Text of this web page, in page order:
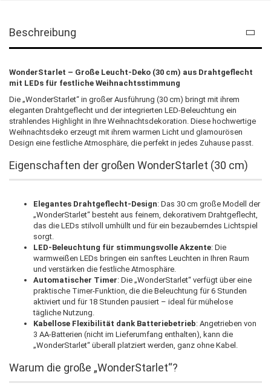
Beschreibung
WonderStarlet – Große Leucht-Deko (30 cm) aus Drahtgeflecht
mit LEDs für festliche Weihnachtsstimmung
Die „WonderStarlet“ in großer Ausführung (30 cm) bringt mit ihrem
eleganten Drahtgeflecht und der integrierten LED-Beleuchtung ein
strahlendes Highlight in Ihre Weihnachtsdekoration. Diese hochwertige
Weihnachtsdeko erzeugt mit ihrem warmen Licht und glamourösen
Design eine festliche Atmosphäre, die perfekt in jedes Zuhause passt.
Eigenschaften der großen WonderStarlet (30 cm)
Elegantes Drahtgeflecht-Design: Das 30 cm große Modell der
„WonderStarlet“ besteht aus feinem, dekorativem Drahtgeflecht,
das die LEDs stilvoll umhüllt und für ein bezauberndes Lichtspiel
sorgt.
LED-Beleuchtung für stimmungsvolle Akzente: Die
warmweißen LEDs bringen ein sanftes Leuchten in Ihren Raum
und verstärken die festliche Atmosphäre.
Automatischer Timer: Die „WonderStarlet“ verfügt über eine
praktische Timer-Funktion, die die Beleuchtung für 6 Stunden
aktiviert und für 18 Stunden pausiert – ideal für mühelose
tägliche Nutzung.
Kabellose Flexibilität dank Batteriebetrieb: Angetrieben von
3 AA-Batterien (nicht im Lieferumfang enthalten), kann die
„WonderStarlet“ überall platziert werden, ganz ohne Kabel.
Warum die große „WonderStarlet“?